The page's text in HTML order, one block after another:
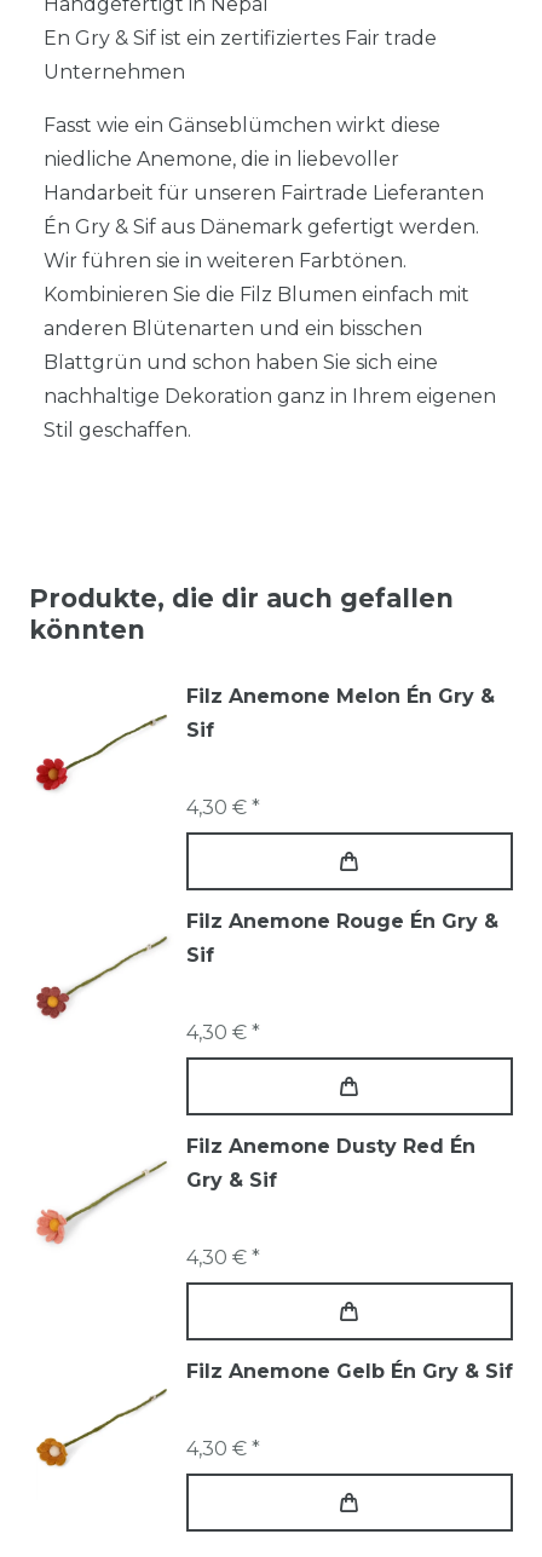
En Gry & Sif ist ein zertifiziertes Fair trade
Unternehmen
Fasst wie ein Gänseblümchen wirkt diese
niedliche Anemone, die in liebevoller
Handarbeit für unseren Fairtrade Lieferanten
Én Gry & Sif aus Dänemark gefertigt werden.
Wir führen sie in weiteren Farbtönen.
Kombinieren Sie die Filz Blumen einfach mit
anderen Blütenarten und ein bisschen
Blattgrün und schon haben Sie sich eine
nachhaltige Dekoration ganz in Ihrem eigenen
Stil geschaffen.
Produkte, die dir auch gefallen
könnten
Filz Anemone Melon Én Gry &
Sif
4,30 € *
Filz Anemone Rouge Én Gry &
Sif
4,30 € *
Filz Anemone Dusty Red Én
Gry & Sif
4,30 € *
Filz Anemone Gelb Én Gry & Sif
4,30 € *